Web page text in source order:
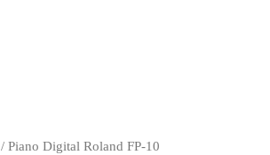
/ Piano Digital Roland FP-10